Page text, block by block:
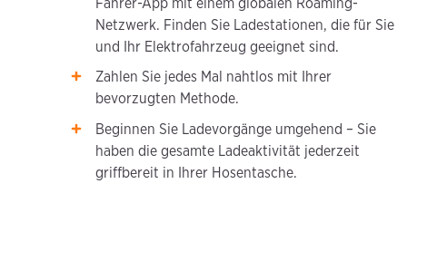
Netzwerk. Finden Sie Ladestationen, die für Sie
und Ihr Elektrofahrzeug geeignet sind.
Zahlen Sie jedes Mal nahtlos mit Ihrer
bevorzugten Methode.
Beginnen Sie Ladevorgänge umgehend – Sie
haben die gesamte Ladeaktivität jederzeit
griffbereit in Ihrer Hosentasche.